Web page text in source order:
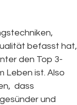
befasst hat,
den Top 3-
Leben ist. Also
dass
und